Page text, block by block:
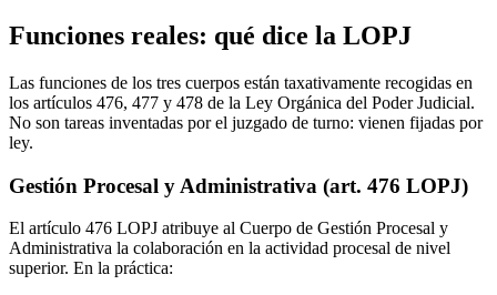
Funciones reales: qué dice la LOPJ
Las funciones de los tres cuerpos están taxativamente recogidas en
los artículos 476, 477 y 478 de la Ley Orgánica del Poder Judicial.
No son tareas inventadas por el juzgado de turno: vienen fijadas por
ley.
Gestión Procesal y Administrativa (art. 476 LOPJ)
El artículo 476 LOPJ atribuye al Cuerpo de Gestión Procesal y
Administrativa la colaboración en la actividad procesal de nivel
superior. En la práctica: